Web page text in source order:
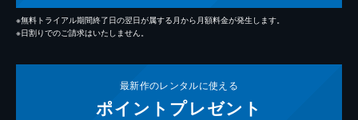
※無料トライアル期間終了日の翌日が属する月から月額料金が発生します。
※日割りでのご請求はいたしません。
最新作のレンタルに使える
ポイント プレゼント